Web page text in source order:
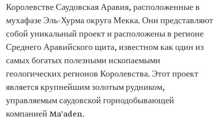
Королевстве Саудовская Аравия, расположенные в
мухафазе Эль-Хурма округа Мекка. Они представляют
собой уникальный проект и расположены в регионе
Среднего Аравийского щита, известном как один из
самых богатых полезными ископаемыми
геологических регионов Королевства. Этот проект
является крупнейшим золотым рудником,
управляемым саудовской горнодобывающей
компанией Ma'aden.